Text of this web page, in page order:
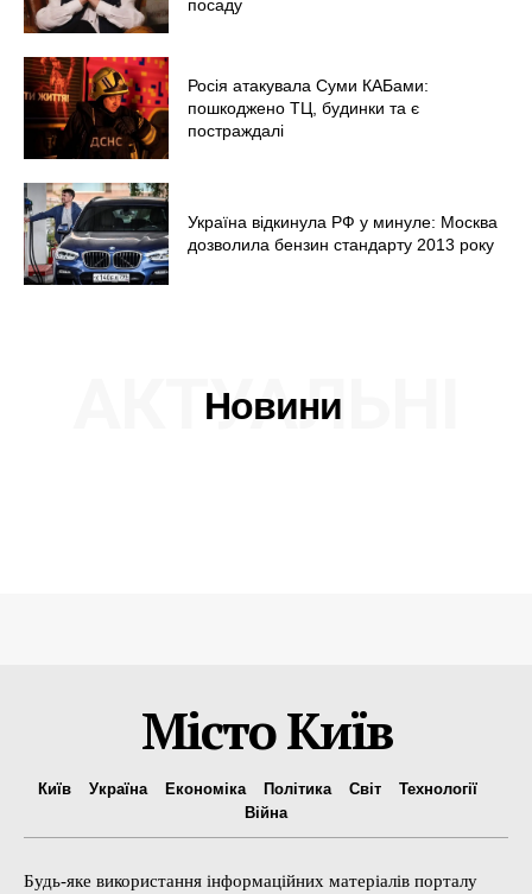
посаду
Росія атакувала Суми КАБами:
пошкоджено ТЦ, будинки та є
постраждалі
Україна відкинула РФ у минуле: Москва
дозволила бензин стандарту 2013 року
Новини
АКТУАЛЬНІ
Місто Київ
Київ Україна Економіка Політика Світ
Технології
Війна
Будь-яке використання інформаційних матеріалів порталу